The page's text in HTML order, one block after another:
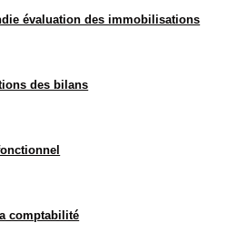
évaluation des immobilisations
des bilans
comptabilité